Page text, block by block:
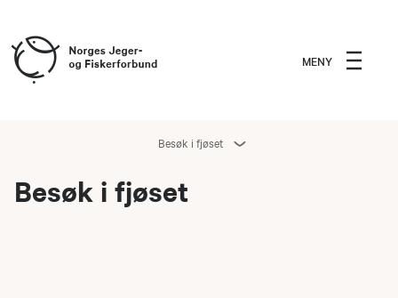
MENY
Besøk i fjøset
Besøk i fjøset